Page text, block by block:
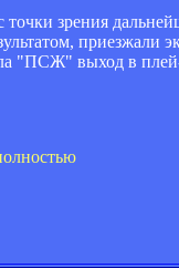
точки зрения
"ПСЖ" выход в